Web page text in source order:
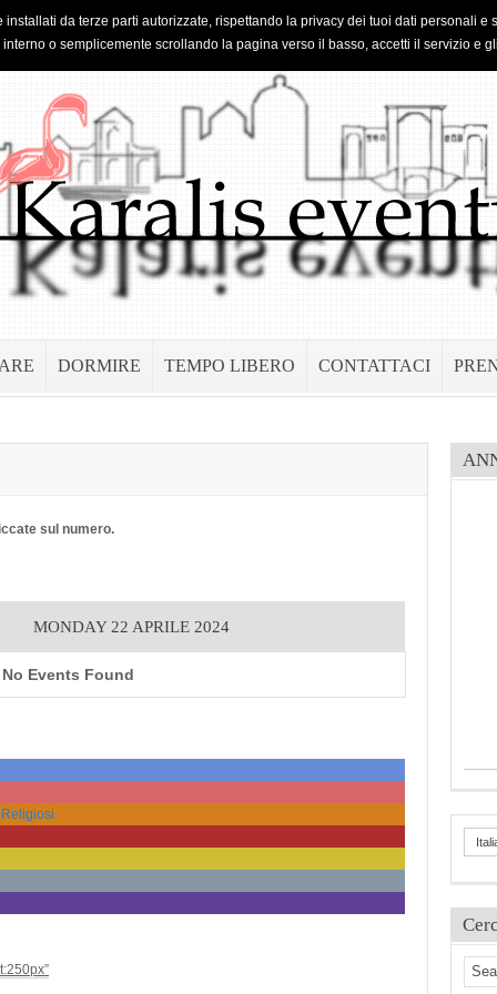
DORMIRE TEMPO LIBERO CONTATTACI
sul numero.
MONDAY 22 APRILE 2024
No Events Found
da terze parti autorizzate, rispettando la privacy dei tuoi dati personali
o semplicemente scrollando la pagina verso il basso, accetti il servizio e